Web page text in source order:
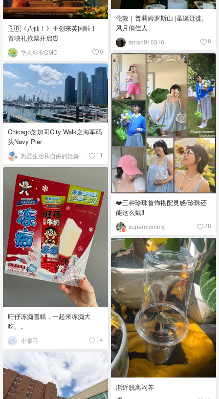
🇬🇧《八仙！》主创来英国啦！
首映礼抢票开启⏰
华人影业CMC 6
伦敦｜普莉姆罗斯山 |圣诞迁徙,
风月俏佳人
aman910316 8
❤️三种珍珠首饰搭配灵感/珍珠还
能这么戴‼️
supermommy 28
Chicago芝加哥City Walk之海军码
头Navy Pier
11
旺仔冻痴雪糕，一起来冻痴大
吃。。
小濡马 14
渐近脱离闷养